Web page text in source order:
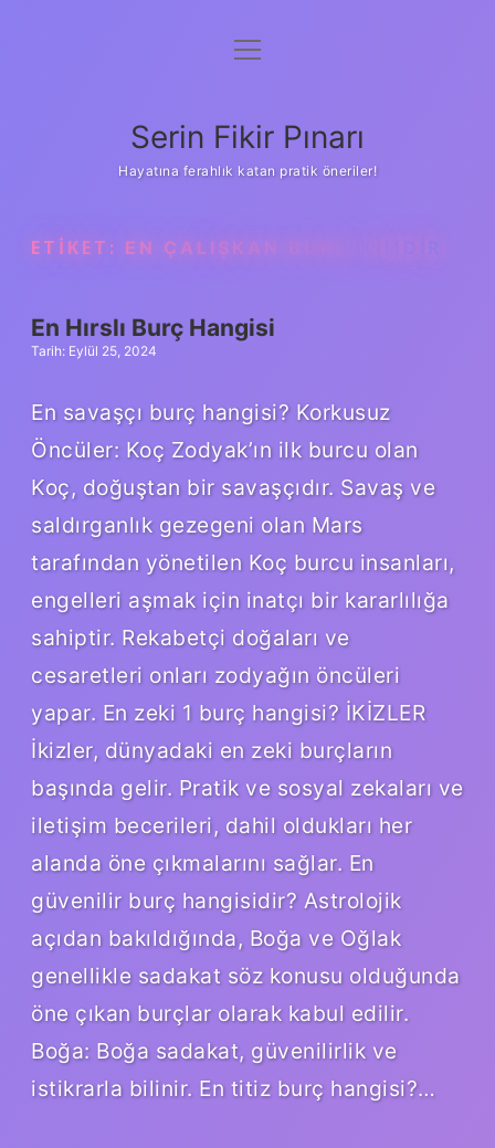
Gizlilik Politikası
Yasal Uyarı
menüyü
Serin Fikir Pınarı
Hayatına ferahlık katan pratik öneriler!
ETIKET: EN ÇALIŞKAN BURÇ KIMDIR
En Hırslı Burç Hangisi
Tarih: Eylül 25, 2024
En savaşçı burç hangisi? Korkusuz
Öncüler: Koç Zodyak’ın ilk burcu olan
Koç, doğuştan bir savaşçıdır. Savaş ve
saldırganlık gezegeni olan Mars
tarafından yönetilen Koç burcu insanları,
engelleri aşmak için inatçı bir kararlılığa
sahiptir. Rekabetçi doğaları ve
cesaretleri onları zodyağın öncüleri
yapar. En zeki 1 burç hangisi? İKİZLER
İkizler, dünyadaki en zeki burçların
başında gelir. Pratik ve sosyal zekaları ve
iletişim becerileri, dahil oldukları her
alanda öne çıkmalarını sağlar. En
güvenilir burç hangisidir? Astrolojik
açıdan bakıldığında, Boğa ve Oğlak
genellikle sadakat söz konusu olduğunda
öne çıkan burçlar olarak kabul edilir.
Boğa: Boğa sadakat, güvenilirlik ve
istikrarla bilinir. En titiz burç hangisi?…